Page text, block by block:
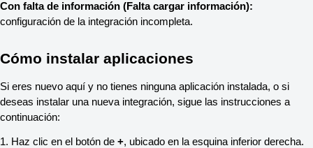
Con falta de información (Falta cargar información):
configuración de la integración incompleta.
Cómo instalar aplicaciones
Si eres nuevo aquí y no tienes ninguna aplicación instalada, o si
deseas instalar una nueva integración, sigue las instrucciones a
continuación:
1. Haz clic en el botón de +, ubicado en la esquina inferior derecha.